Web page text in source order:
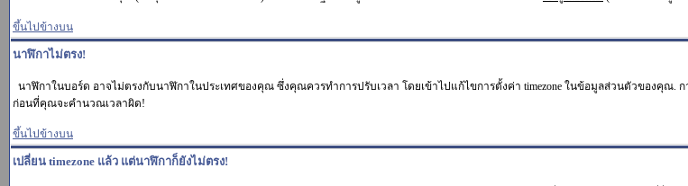
ขึ้นไปข้างบน
นาฬิกาไม่ตรง!
นาฬิกาในบอร์ด อาจไม่ตรงกับนาฬิกาในประเทศของคุณ ซึ่งคุณควรทำการปรับเวลา โดยเข้าไปแก้ไขการตั้งค่า timezone ในข้อมูลส่วนตัวของคุณ
ก่อนที่คุณจะคำนวณเวลาผิด!
ขึ้นไปข้างบน
เปลี่ยน timezone แล้ว แต่นาฬิกาก็ยังไม่ตรง!